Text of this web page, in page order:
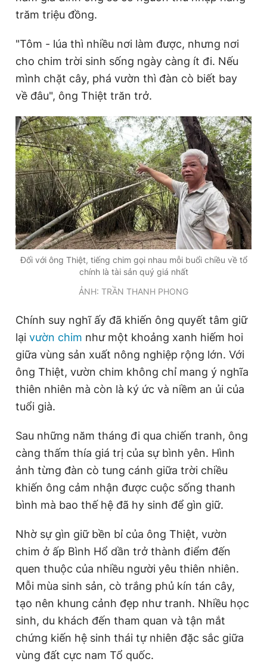
trăm triệu đồng.
"Tôm - lúa thì nhiều nơi làm được, nhưng nơi
cho chim trời sinh sống ngày càng ít đi. Nếu
mình chặt cây, phá vườn thì đàn cò biết bay
về đâu", ông Thiệt trăn trở.
Đối với ông Thiệt, tiếng chim gọi nhau mỗi buổi chiều về tổ
chính là tài sản quý giá nhất
ẢNH: TRẦN THANH PHONG
Chính suy nghĩ ấy đã khiến ông quyết tâm giữ
lại vườn chim như một khoảng xanh hiếm hoi
giữa vùng sản xuất nông nghiệp rộng lớn. Với
ông Thiệt, vườn chim không chỉ mang ý nghĩa
thiên nhiên mà còn là ký ức và niềm an ủi của
tuổi già.
Sau những năm tháng đi qua chiến tranh, ông
càng thấm thía giá trị của sự bình yên. Hình
ảnh từng đàn cò tung cánh giữa trời chiều
khiến ông cảm nhận được cuộc sống thanh
bình mà bao thế hệ đã hy sinh để gìn giữ.
Nhờ sự gìn giữ bền bỉ của ông Thiệt, vườn
chim ở ấp Bình Hổ dần trở thành điểm đến
quen thuộc của nhiều người yêu thiên nhiên.
Mỗi mùa sinh sản, cò trắng phủ kín tán cây,
tạo nên khung cảnh đẹp như tranh. Nhiều học
sinh, du khách đến tham quan và tận mắt
chứng kiến hệ sinh thái tự nhiên đặc sắc giữa
vùng đất cực nam Tổ quốc.